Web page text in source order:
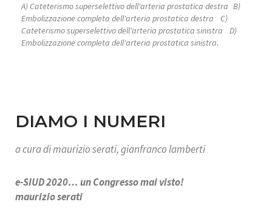
A) Cateterismo superselettivo dell'arteria prostatica destra B)
Embolizzazione completa dell'arteria prostatica destra C)
Cateterismo superselettivo dell'arteria prostatica sinistra D)
Embolizzazione completa dell'arteria prostatica sinistra.
DIAMO I NUMERI
a cura dimaurizio serati, gianfranco lamberti
e-SIUD 2020… un Congresso mai visto!
maurizio serati